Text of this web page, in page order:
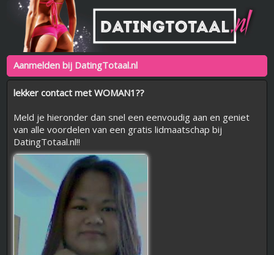
Aanmelden bij DatingTotaal.nl
lekker contact met WOMAN1??
Meld je hieronder dan snel een eenvoudig aan en geniet
van alle voordelen van een gratis lidmaatschap bij
DatingTotaal.nl!!